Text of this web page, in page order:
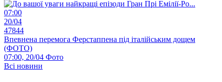
07:00
20/04
47844
Впевнена перемога Ферстаппена під італійським дощем
(ФОТО)
07:00, 20/04 Фото
Всі новини